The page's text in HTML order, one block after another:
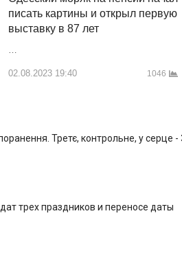
писать картины и открыл первую
выставку в 87 лет
02.08.2023 19:40 1046
Третє, контрольне, у серце -
трех праздников и переносе даты